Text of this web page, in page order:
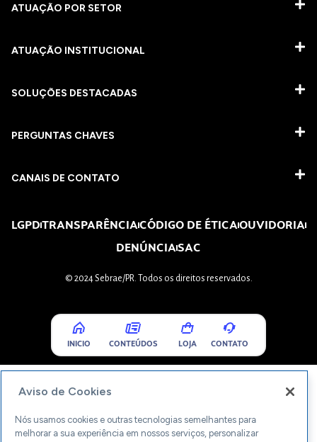
ATUAÇÃO POR SETOR
ATUAÇÃO INSTITUCIONAL
SOLUÇÕES DESTACADAS
PERGUNTAS CHAVES​
CANAIS DE CONTATO
LGPDTRANSPARÊNCIACÓDIGO DE ÉTICAOUVIDORIA
DENÚNCIASAC
© 2024 Sebrae/PR. Todos os direitos reservados.
INICIO CONTEÚDOS LOJA CONTATO
Aviso de Cookies
Nós usamos cookies e outras tecnologias semelhantes para
melhorar a sua experiência em nossos serviços, personalizar